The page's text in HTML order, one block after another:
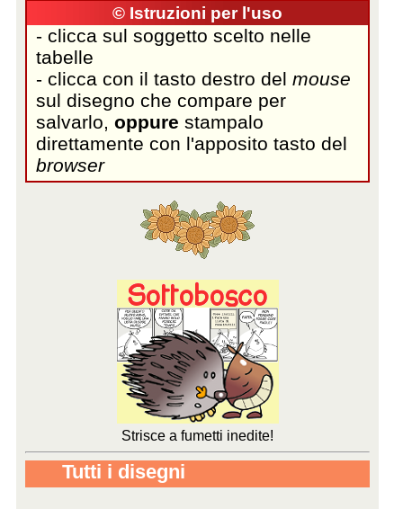
© Istruzioni per l'uso
- clicca sul soggetto scelto nelle
tabelle
- clicca con il tasto destro del mouse
sul disegno che compare per
salvarlo, oppure stampalo
direttamente con l'apposito tasto del
browser
Strisce a fumetti inedite!
Tutti i disegni